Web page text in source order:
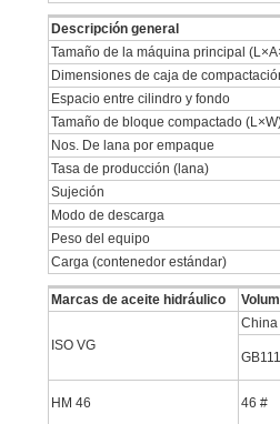
Descripción general
Tamaño de la máquina principal
Dimensiones de caja de
Espacio entre cilindro y fondo
Tamaño de bloque compactado
Nos. De lana por empaque
Tasa de producción (lana)
Sujeción
Modo de descarga
Peso del equipo
Carga (contenedor estándar)
Marcas de aceite hidráulico
ISO VG
China
HM 46 46 #